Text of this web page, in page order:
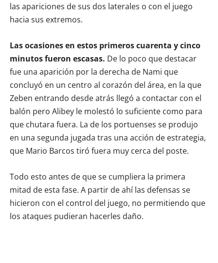
las apariciones de sus dos laterales o con el juego
hacia sus extremos.
Las ocasiones en estos primeros cuarenta y cinco
minutos fueron escasas. De lo poco que destacar
fue una aparición por la derecha de Nami que
concluyó en un centro al corazón del área, en la que
Zeben entrando desde atrás llegó a contactar con el
balón pero Alibey le molestó lo suficiente como para
que chutara fuera. La de los portuenses se produjo
en una segunda jugada tras una acción de estrategia,
que Mario Barcos tiró fuera muy cerca del poste.
Todo esto antes de que se cumpliera la primera
mitad de esta fase. A partir de ahí las defensas se
hicieron con el control del juego, no permitiendo que
los ataques pudieran hacerles daño.